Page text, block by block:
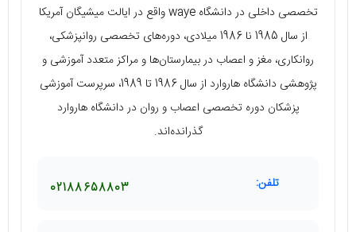
تخصصی داخلی در دانشگاه waye واقع در ایالت میشیگان آمریکا
از سال 1985 نا 1986 میلادی، دوره‌های تخصصی روانپزشکی،
روانکاری، مغز و اعصاب در بیمارستان‌ها و مراکز متعدد آموزشی و
پژوهشی دانشگاه هاروارد از سال 1986 تا 1989، سرپرست آموزشی
پزشکان دوره تخصصی اعصاب و روان در دانشگاه هاروارد
گذرانده‌اند.
تلفن: 02188658803